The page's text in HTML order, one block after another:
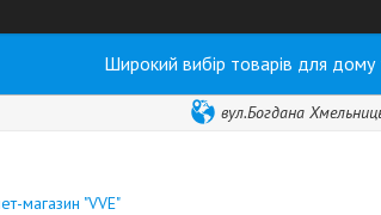
Широкий вибір товарів для
вул.Богдана
магазин "VVE"